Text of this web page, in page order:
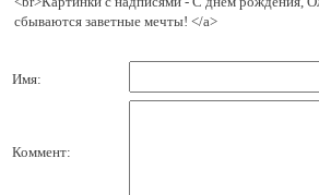
сбываются заветные мечты! </a>
Имя:
Коммент: